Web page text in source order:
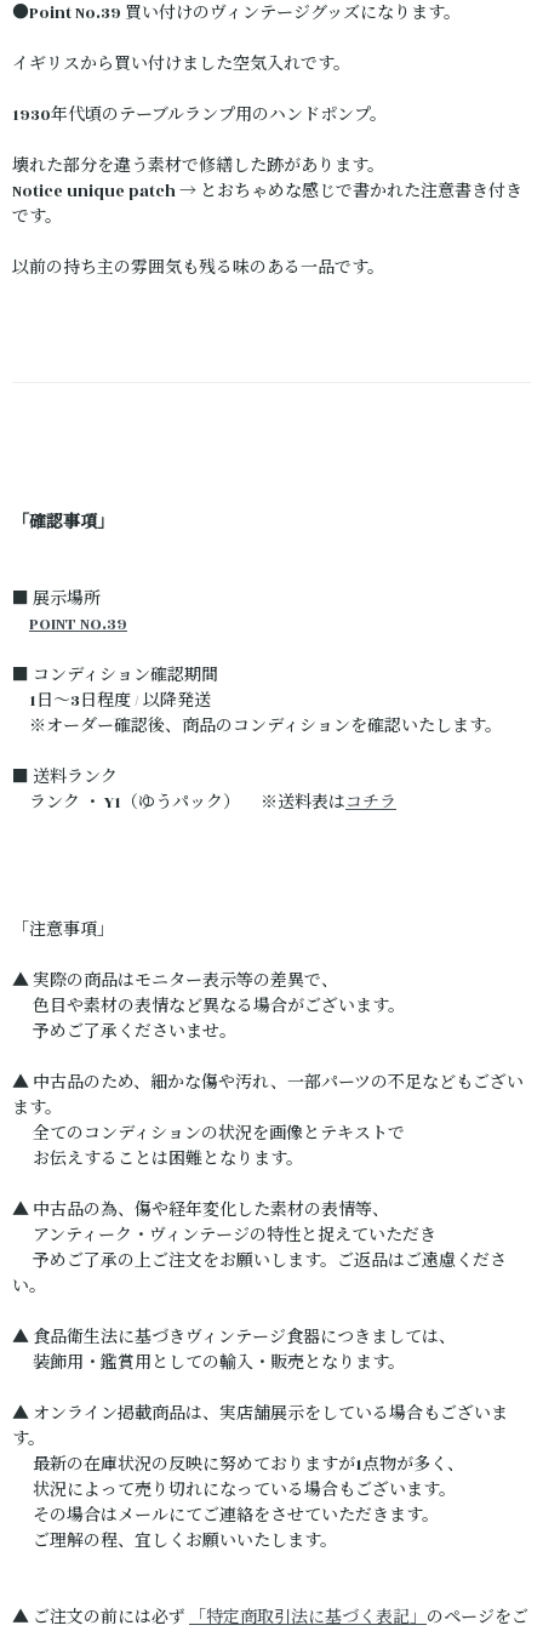
●Point No.39 買い付けのヴィンテージグッズになります。
イギリスから買い付けました空気入れです。
1930年代頃のテーブルランプ用のハンドポンプ。
壊れた部分を違う素材で修繕した跡があります。
Notice unique patch → とおちゃめな感じで書かれた注意書き付き
です。
以前の持ち主の雰囲気も残る味のある一品です。
「確認事項」
■ 展示場所
POINT NO.39
■ コンディション確認期間
1日～3日程度 / 以降発送
※オーダー確認後、商品のコンディションを確認いたします。
■ 送料ランク
ランク ・ Y1（ゆうパック） ※送料表はコチラ
「注意事項」
▲ 実際の商品はモニター表示等の差異で、
色目や素材の表情など異なる場合がございます。
予めご了承くださいませ。
▲ 中古品のため、細かな傷や汚れ、一部パーツの不足などもござい
ます。
全てのコンディションの状況を画像とテキストで
お伝えすることは困難となります。
▲ 中古品の為、傷や経年変化した素材の表情等、
アンティーク・ヴィンテージの特性と捉えていただき
予めご了承の上ご注文をお願いします。ご返品はご遠慮くださ
い。
▲ 食品衛生法に基づきヴィンテージ食器につきましては、
装飾用・鑑賞用としての輸入・販売となります。
▲ オンライン掲載商品は、実店舗展示をしている場合もございま
す。
最新の在庫状況の反映に努めておりますが1点物が多く、
状況によって売り切れになっている場合もございます。
その場合はメールにてご連絡をさせていただきます。
ご理解の程、宜しくお願いいたします。
▲ ご注文の前には必ず 「特定商取引法に基づく表記」のページをご